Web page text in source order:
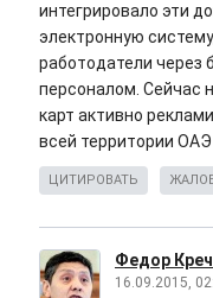
интегрировало эти
электронную
работодатели через
персоналом. Сейчас
карт активно
всей территории ОАЭ
ЦИТИРОВАТЬ
Федор
16.09.2015,